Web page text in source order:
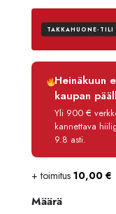
TAKKAHUONE-TILI
Luottoaika
Korko
Käsittelymaksu
Maksettava
Heinäkuun
kaupan
Yli 900 €
kannettava
9.8 asti.
+ toimitus 10,00 €
Määrä
Määrä